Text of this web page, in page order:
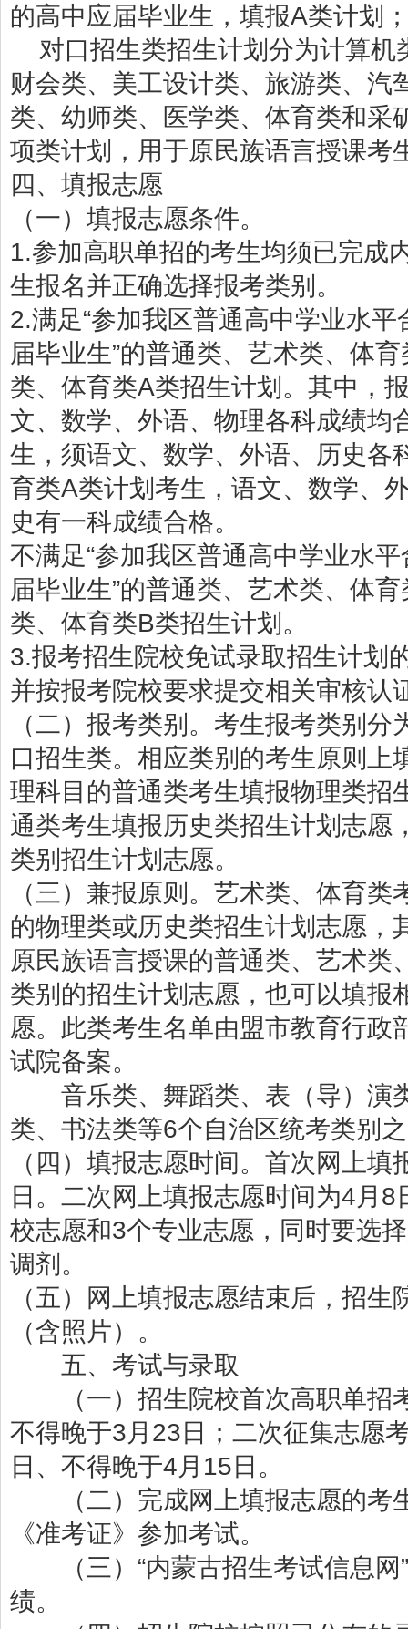
的高中应届毕业生，填报A类计划
对口招生类招生计划分为计算机
财会类、美工设计类、旅游类、汽
类、幼师类、医学类、体育类和采
项类计划，用于原民族语言授课考
四、填报志愿
（一）填报志愿条件。
1.参加高职单招的考生均须已完成
生报名并正确选择报考类别。
2.满足“参加我区普通高中学业水
届毕业生”的普通类、艺术类、体
类、体育类A类招生计划。其中，
文、数学、外语、物理各科成绩均
生，须语文、数学、外语、历史各
育类A类计划考生，语文、数学、
史有一科成绩合格。
不满足“参加我区普通高中学业水
届毕业生”的普通类、艺术类、体
类、体育类B类招生计划。
3.报考招生院校免试录取招生计划
并按报考院校要求提交相关审核认
（二）报考类别。考生报考类别
口招生类。相应类别的考生原则上
理科目的普通类考生填报物理类招
通类考生填报历史类招生计划志愿
类别招生计划志愿。
（三）兼报原则。艺术类、体育
的物理类或历史类招生计划志愿，
原民族语言授课的普通类、艺术类
类别的招生计划志愿，也可以填报
愿。此类考生名单由盟市教育行政
试院备案。
音乐类、舞蹈类、表（导）演
类、书法类等6个自治区统考类别
（四）填报志愿时间。首次网上
日。二次网上填报志愿时间为4月
校志愿和3个专业志愿，同时要选
调剂。
（五）网上填报志愿结束后，招
（含照片）。
五、考试与录取
（一）招生院校首次高职单招
不得晚于3月23日；二次征集志愿
日、不得晚于4月15日。
（二）完成网上填报志愿的考
《准考证》参加考试。
（三）“内蒙古招生考试信息网
绩。